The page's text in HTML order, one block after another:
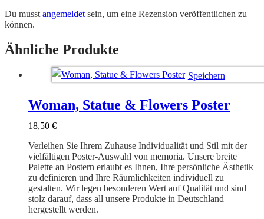
Du musst angemeldet sein, um eine Rezension veröffentlichen zu
können.
Ähnliche Produkte
Speichern
Woman, Statue & Flowers Poster
18,50 €
Verleihen Sie Ihrem Zuhause Individualität und Stil mit der
vielfältigen Poster-Auswahl von memoria. Unsere breite
Palette an Postern erlaubt es Ihnen, Ihre persönliche Ästhetik
zu definieren und Ihre Räumlichkeiten individuell zu
gestalten. Wir legen besonderen Wert auf Qualität und sind
stolz darauf, dass all unsere Produkte in Deutschland
hergestellt werden.